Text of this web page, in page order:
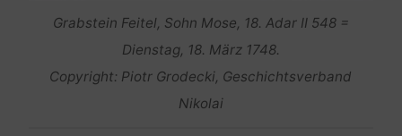
Grabstein Feitel, Sohn Mose, 18. Adar II 548 =
Dienstag, 18. März 1748.
Copyright: Piotr Grodecki, Geschichtsverband
Nikolai